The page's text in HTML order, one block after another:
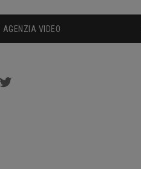
AGENZIA VIDEO